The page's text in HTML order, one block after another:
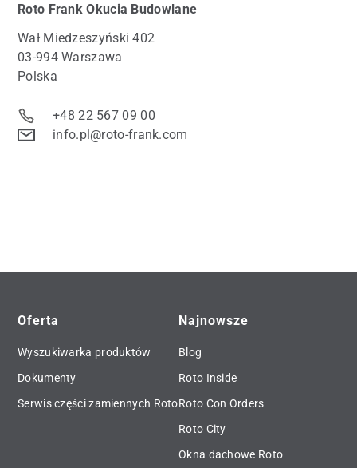
Roto Frank Okucia Budowlane
Wał Miedzeszyński 402
03-994 Warszawa
Polska
+48 22 567 09 00
info.pl@roto-frank.com
Oferta
Wyszukiwarka produktów
Dokumenty
Serwis części zamiennych Roto
Najnowsze
Blog
Roto Inside
Roto Con Orders
Roto City
Okna dachowe Roto